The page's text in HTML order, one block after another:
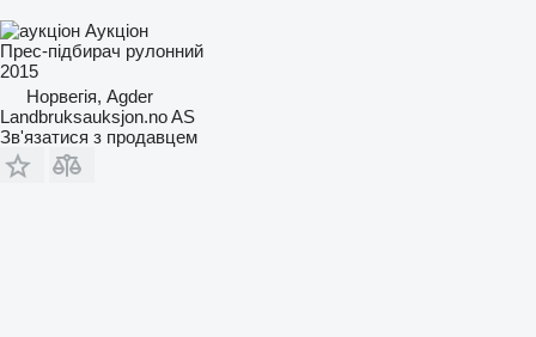
Аукціон
Прес-підбирач рулонний
2015
Норвегія, Agder
Landbruksauksjon.no AS
Зв'язатися з продавцем